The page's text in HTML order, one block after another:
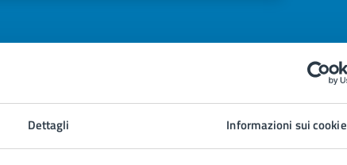
Dettagli Informazioni sui cookie